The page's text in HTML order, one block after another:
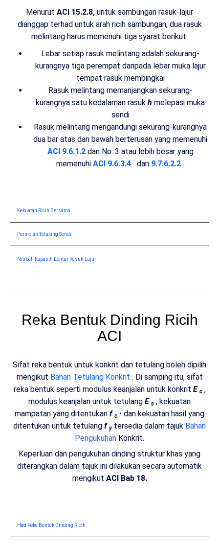
Menurut ACI 15.2.8, untuk sambungan rasuk-lajur
dianggap terhad untuk arah ricih sambungan, dua rasuk
melintang harus memenuhi tiga syarat berikut:
Lebar setiap rasuk melintang adalah sekurang-
kurangnya tiga perempat daripada lebar muka lajur
tempat rasuk membingkai
Rasuk melintang memanjangkan sekurang-
kurangnya satu kedalaman rasuk h melepasi muka
sendi
Rasuk melintang mengandungi sekurang-kurangnya
dua bar atas dan bawah berterusan yang memenuhi
ACI 9.6.1.2dan No. 3 atau lebih besar yang
memenuhi ACI 9.6.3.4 dan 9.7.6.2.2 .
Kekuatan Ricih Bersama
Perincian Tetulang Sendi
Nisbah Kapasiti Lentur Rasuk-Lajur
Reka Bentuk Dinding Ricih
ACI
Sifat reka bentuk untuk konkrit dan tetulang boleh dipilih
mengikut Bahan Tetulang Konkrit . Di samping itu, sifat
reka bentuk seperti modulus keanjalan untuk konkrit E c,
modulus keanjalan untuk tetulang E s , kekuatan
mampatan yang ditentukan f c
', dan kekuatan hasil yang
ditentukan untuk tetulang f ytersedia dalam tajuk Bahan
Pengukuhan Konkrit.
Keperluan dan pengukuhan dinding struktur khas yang
diterangkan dalam tajuk ini dilakukan secara automatik
mengikut ACI Bab 18.
Had Reka Bentuk Dinding Ricih